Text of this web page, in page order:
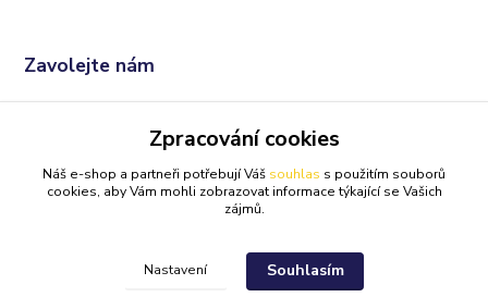
Zavolejte nám
(Po-Ne, 9:00 - 21:00 hod.)
info@darkolandia.cz
Zpracování cookies
Náš e-shop a partneři potřebují Váš souhlas s použitím souborů
cookies, aby Vám mohli zobrazovat informace týkající se Vašich
zájmů.
Nastavení Souhlasím